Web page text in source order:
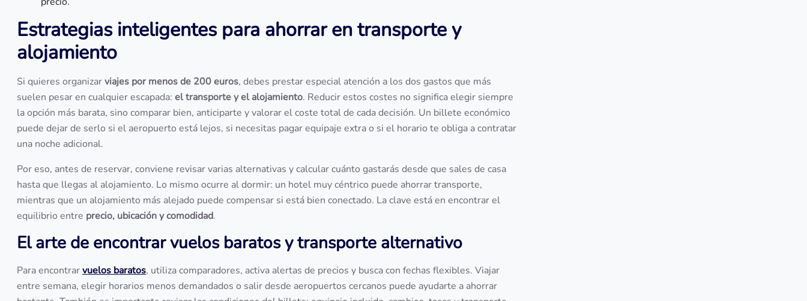
Estrategias inteligentes para ahorrar en transporte y
alojamiento
Si quieres organizarviajes por menos de 200 euros, debes prestar especial atención a los dos gastos que más
suelen pesar en cualquier escapada: el transporte y el alojamiento. Reducir estos costes no significa elegir siempre
la opción más barata, sino comparar bien, anticiparte y valorar el coste total de cada decisión. Un billete económico
puede dejar de serlo si el aeropuerto está lejos, si necesitas pagar equipaje extra o si el horario te obliga a contratar
una noche adicional.
Por eso, antes de reservar, conviene revisar varias alternativas y calcular cuánto gastarás desde que sales de casa
hasta que llegas al alojamiento. Lo mismo ocurre al dormir: un hotel muy céntrico puede ahorrar transporte,
mientras que un alojamiento más alejado puede compensar si está bien conectado. La clave está en encontrar el
equilibrio entre precio, ubicación y comodidad.
El arte de encontrar vuelos baratos y transporte alternativo
Para encontrarvuelos baratos, utiliza comparadores, activa alertas de precios y busca con fechas flexibles. Viajar
entre semana, elegir horarios menos demandados o salir desde aeropuertos cercanos puede ayudarte a ahorrar